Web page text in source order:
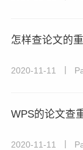
怎样查论文的
2020-11-11 丨
WPS的论文查
2020-11-11 丨